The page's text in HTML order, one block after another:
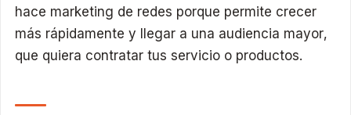
hace marketing de redes porque permite crecer
más rápidamente y llegar a una audiencia mayor,
que quiera contratar tus servicio o productos.